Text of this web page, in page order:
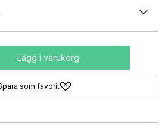
Lägg i varukorg
som favorit